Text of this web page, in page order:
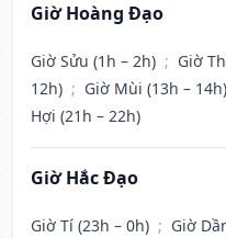
Giờ Hoàng Đạo
Giờ Sửu (1h – 2h) ; Giờ
12h) ; Giờ Mùi (13h – 14h)
Hợi (21h – 22h)
Giờ Hắc Đạo
Giờ Tí (23h – 0h) ; Giờ